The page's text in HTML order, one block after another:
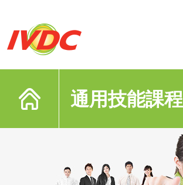
通用技能課程